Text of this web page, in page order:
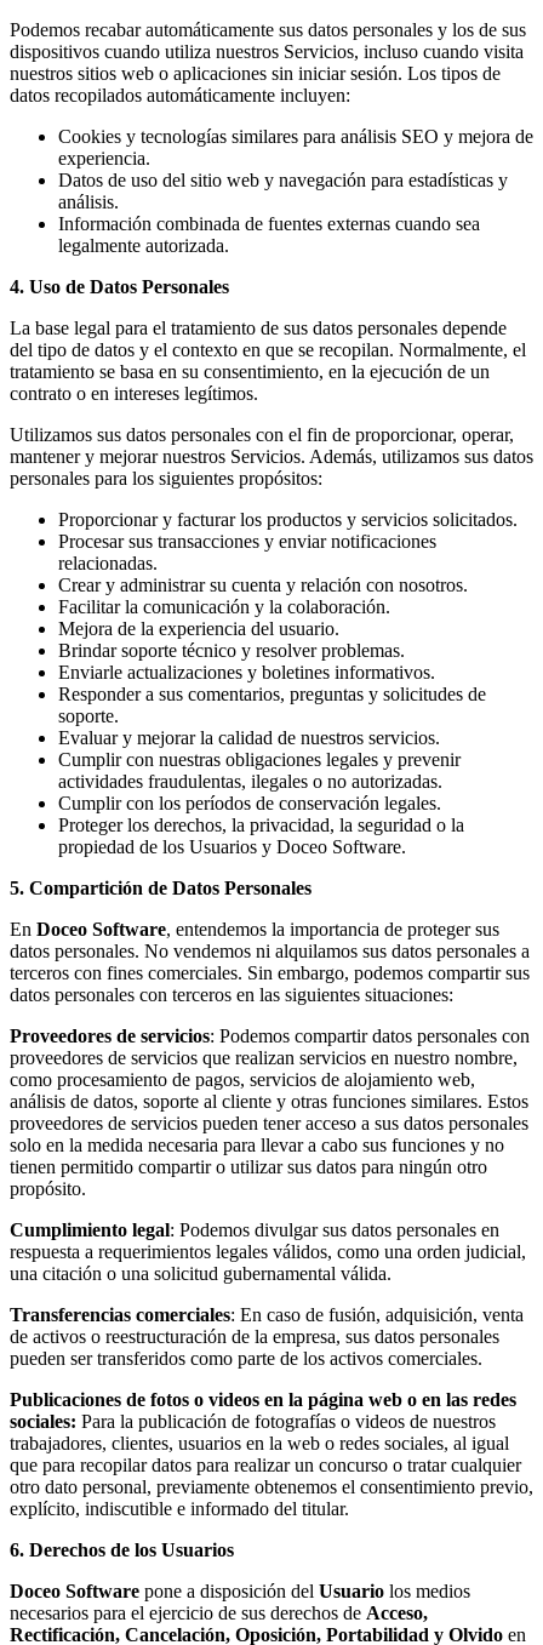
Podemos recabar automáticamente sus datos personales y los de sus
dispositivos cuando utiliza nuestros Servicios, incluso cuando visita
nuestros sitios web o aplicaciones sin iniciar sesión. Los tipos de
datos recopilados automáticamente incluyen:
Cookies y tecnologías similares para análisis SEO y mejora de
experiencia.
Datos de uso del sitio web y navegación para estadísticas y
análisis.
Información combinada de fuentes externas cuando sea
legalmente autorizada.
4. Uso de Datos Personales
La base legal para el tratamiento de sus datos personales depende
del tipo de datos y el contexto en que se recopilan. Normalmente, el
tratamiento se basa en su consentimiento, en la ejecución de un
contrato o en intereses legítimos.
Utilizamos sus datos personales con el fin de proporcionar, operar,
mantener y mejorar nuestros Servicios. Además, utilizamos sus datos
personales para los siguientes propósitos:
Proporcionar y facturar los productos y servicios solicitados.
Procesar sus transacciones y enviar notificaciones
relacionadas.
Crear y administrar su cuenta y relación con nosotros.
Facilitar la comunicación y la colaboración.
Mejora de la experiencia del usuario.
Brindar soporte técnico y resolver problemas.
Enviarle actualizaciones y boletines informativos.
Responder a sus comentarios, preguntas y solicitudes de
soporte.
Evaluar y mejorar la calidad de nuestros servicios.
Cumplir con nuestras obligaciones legales y prevenir
actividades fraudulentas, ilegales o no autorizadas.
Cumplir con los períodos de conservación legales.
Proteger los derechos, la privacidad, la seguridad o la
propiedad de los Usuarios y Doceo Software.
5. Compartición de Datos Personales
En Doceo Software, entendemos la importancia de proteger sus
datos personales. No vendemos ni alquilamos sus datos personales a
terceros con fines comerciales. Sin embargo, podemos compartir sus
datos personales con terceros en las siguientes situaciones:
Proveedores de servicios: Podemos compartir datos personales con
proveedores de servicios que realizan servicios en nuestro nombre,
como procesamiento de pagos, servicios de alojamiento web,
análisis de datos, soporte al cliente y otras funciones similares. Estos
proveedores de servicios pueden tener acceso a sus datos personales
solo en la medida necesaria para llevar a cabo sus funciones y no
tienen permitido compartir o utilizar sus datos para ningún otro
propósito.
Cumplimiento legal: Podemos divulgar sus datos personales en
respuesta a requerimientos legales válidos, como una orden judicial,
una citación o una solicitud gubernamental válida.
Transferencias comerciales: En caso de fusión, adquisición, venta
de activos o reestructuración de la empresa, sus datos personales
pueden ser transferidos como parte de los activos comerciales.
Publicaciones de fotos o videos en la página web o en las redes
sociales: Para la publicación de fotografías o videos de nuestros
trabajadores, clientes, usuarios en la web o redes sociales, al igual
que para recopilar datos para realizar un concurso o tratar cualquier
otro dato personal, previamente obtenemos el consentimiento previo,
explícito, indiscutible e informado del titular.
6. Derechos de los Usuarios
Doceo Software pone a disposición del Usuario los medios
necesarios para el ejercicio de sus derechos de Acceso,
Rectificación, Cancelación, Oposición, Portabilidad y Olvido en